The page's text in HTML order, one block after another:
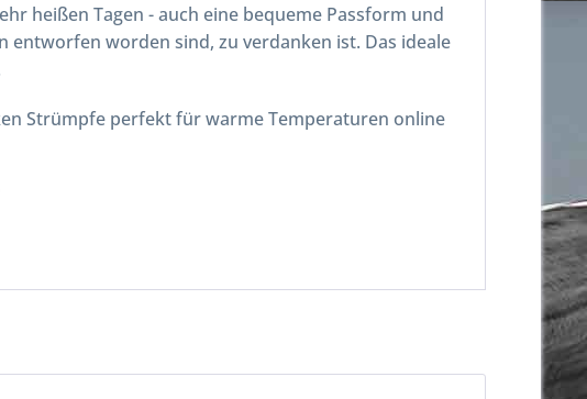
heißen Tagen - auch eine bequeme Passform und
worden sind, zu verdanken ist. Das ideale
Strümpfe perfekt für warme Temperaturen online